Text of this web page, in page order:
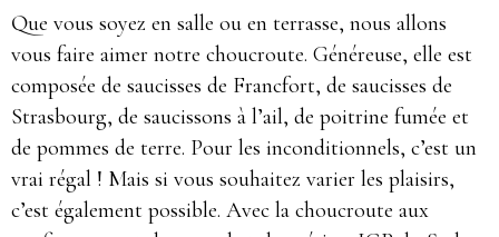
Que vous soyez en salle ou en terrasse, nous allons
vous faire aimer notre choucroute. Généreuse, elle est
composée de saucisses de Francfort, de saucisses de
Strasbourg, de saucissons à l’ail, de poitrine fumée et
de pommes de terre. Pour les inconditionnels, c’est un
vrai régal ! Mais si vous souhaitez varier les plaisirs,
c’est également possible. Avec la choucroute aux